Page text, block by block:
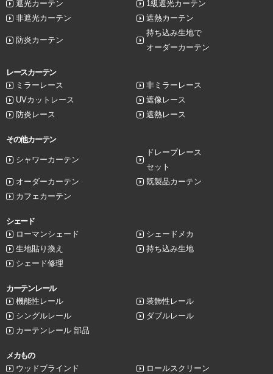
遮光カーテン
1級遮光カーテン
非遮光カーテン
遮熱カーテン
防炎カーテン
持ち込み生地で
オーダーカーテン
レースカーテン
ミラーレース
非ミラーレース
UVカットレース
遮像レース
防炎レース
遮熱レース
その他カーテン
シャワーカーテン
ドレープレース
セット
オーダーカーテン
既製品カーテン
カフェカーテン
シェード
ローマンシェード
シェードメカ
生地貼り換え
持ち込み生地
シェード修理
カーテンレール
機能性レール
装飾性レール
シングルレール
ダブルレール
カーテンレール 部品
メカもの
ウッドブラインド
ロールスクリーン